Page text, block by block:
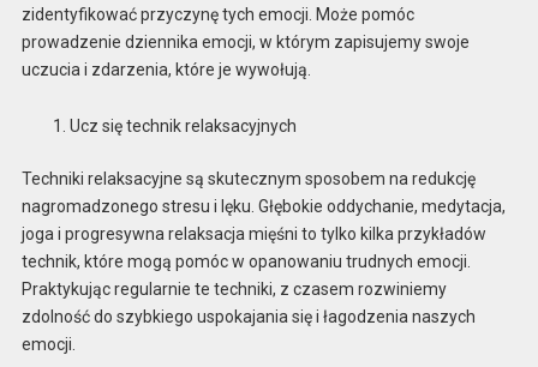
zidentyfikować przyczynę tych emocji. Może pomóc
prowadzenie dziennika emocji, w którym zapisujemy swoje
uczucia i zdarzenia, które je wywołują.
Ucz się technik relaksacyjnych
Techniki relaksacyjne są skutecznym sposobem na redukcję
nagromadzonego stresu i lęku. Głębokie oddychanie, medytacja,
joga i progresywna relaksacja mięśni to tylko kilka przykładów
technik, które mogą pomóc w opanowaniu trudnych emocji.
Praktykując regularnie te techniki, z czasem rozwiniemy
zdolność do szybkiego uspokajania się i łagodzenia naszych
emocji.